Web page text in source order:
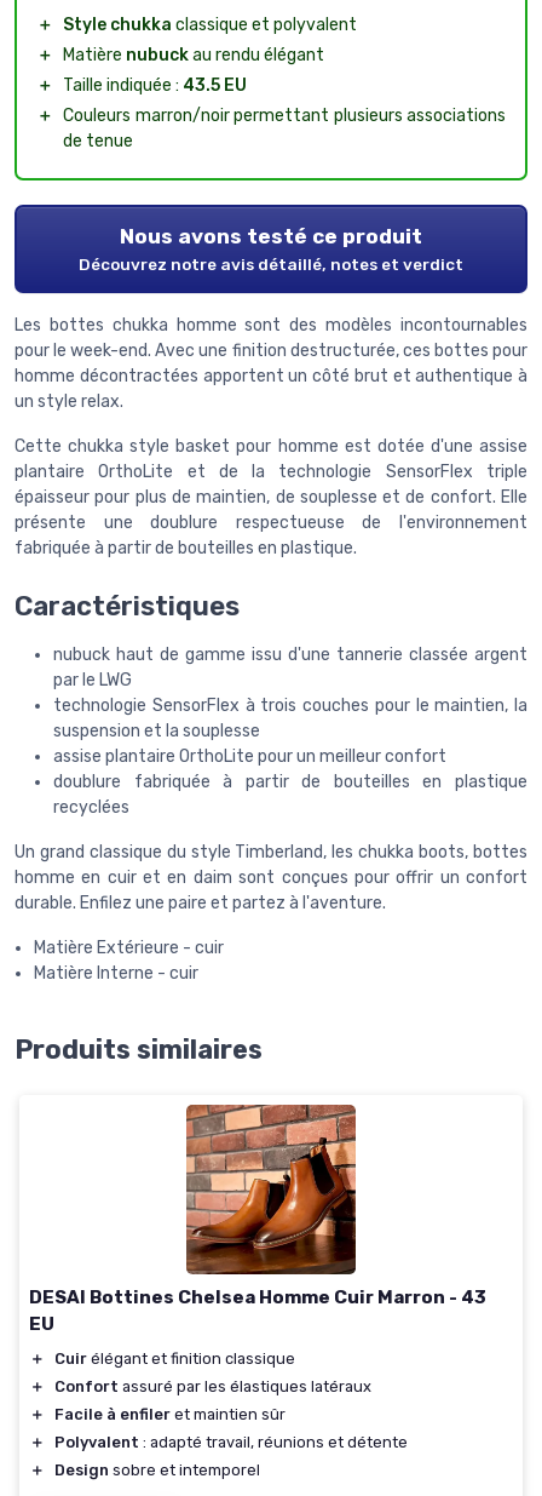
＋ Style chukka classique et polyvalent
＋
Matière nubuckau rendu élégant
＋
Taille indiquée : 43.5 EU
＋ Couleurs marron/noir permettant plusieurs associations
de tenue
Nous avons testé ce produit
Découvrez notre avis détaillé, notes et verdict
Les bottes chukka homme sont des modèles incontournables
pour le week-end. Avec une finition destructurée, ces bottes pour
homme décontractées apportent un côté brut et authentique à
un style relax.
Cette chukka style basket pour homme est dotée d'une assise
plantaire OrthoLite et de la technologie SensorFlex triple
épaisseur pour plus de maintien, de souplesse et de confort. Elle
présente une doublure respectueuse de l'environnement
fabriquée à partir de bouteilles en plastique.
Caractéristiques
nubuck haut de gamme issu d'une tannerie classée argent
par le LWG
technologie SensorFlex à trois couches pour le maintien, la
suspension et la souplesse
assise plantaire OrthoLite pour un meilleur confort
doublure fabriquée à partir de bouteilles en plastique
recyclées
Un grand classique du style Timberland, les chukka boots, bottes
homme en cuir et en daim sont conçues pour offrir un confort
durable. Enfilez une paire et partez à l'aventure.
Matière Extérieure - cuir
Matière Interne - cuir
Produits similaires
DESAI Bottines Chelsea Homme Cuir Marron - 43
EU
＋ Cuir élégant et finition classique
＋
Confort assuré par les élastiques latéraux
＋
Facile à enfiler et maintien sûr
＋
Polyvalent : adapté travail, réunions et détente
＋
Design sobre et intemporel